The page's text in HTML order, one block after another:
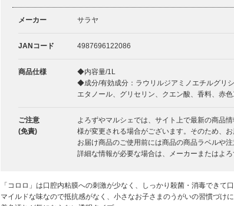
メーカー サラヤ
JANコード 4987696122086
商品仕様
◆内容量/1L
◆成分/有効成分：ラウリルジアミノエチルグリ
エタノール、グリセリン、クエン酸、香料、赤
ご注意
(免責)
よろずやマルシェでは、サイト上で最新の商品
様が変更される場合がございます。そのため、
お届け商品のご使用前には商品の商品ラベルや
詳細な情報が必要な場合は、メーカーまたはよ
「コロロ」は口腔内粘膜への刺激が少なく、しっかり殺菌・消毒できて
マイルドな味なので抵抗感がなく、小さなお子さまのうがいの習慣づけに